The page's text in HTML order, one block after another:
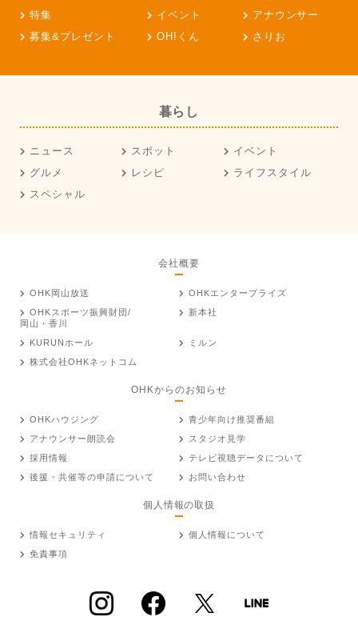
特集
イベント
アナウンサー
募集&プレゼント
OH!くん さりお
暮らし
ニュース スポット
イベント
グルメ
レシピ
ライフスタイル
スペシャル
会社概要
OHK岡山放送
OHKエンタープライズ
OHKスポーツ振興財団/
岡山・香川
新本社
KURUNホール
ミルン
株式会社OHKネットコム
OHKからのお知らせ
OHKハウジング
青少年向け推奨番組
アナウンサー朗読会
スタジオ見学
採用情報
テレビ視聴データについて
後援・共催等の申請について
お問い合わせ
個人情報の取扱
情報セキュリティ
個人情報について
免責事項